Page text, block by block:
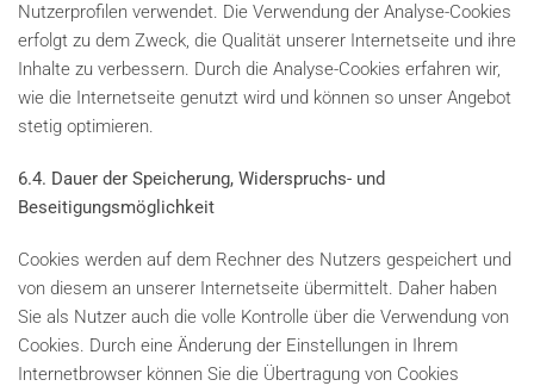
Nutzerprofilen verwendet. Die Verwendung der Analyse-Cookies
erfolgt zu dem Zweck, die Qualität unserer Internetseite und ihre
Inhalte zu verbessern. Durch die Analyse-Cookies erfahren wir,
wie die Internetseite genutzt wird und können so unser Angebot
stetig optimieren.
6.4. Dauer der Speicherung, Widerspruchs- und
Beseitigungsmöglichkeit
Cookies werden auf dem Rechner des Nutzers gespeichert und
von diesem an unserer Internetseite übermittelt. Daher haben
Sie als Nutzer auch die volle Kontrolle über die Verwendung von
Cookies. Durch eine Änderung der Einstellungen in Ihrem
Internetbrowser können Sie die Übertragung von Cookies